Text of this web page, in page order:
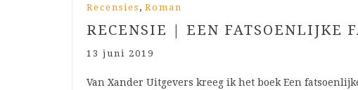
Recensies , Roman
RECENSIE | EEN FATSOENLIJKE
13 juni 2019
Van Xander Uitgevers kreeg ik het boek Een